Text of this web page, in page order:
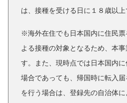
は、接種を受ける日に１８歳以
※海外在住でも日本国内に住民
よる接種の対象となるため、本
す。また、現時点では日本国内
場合であっても、帰国時に転入
を行う場合は、登録先の自治体